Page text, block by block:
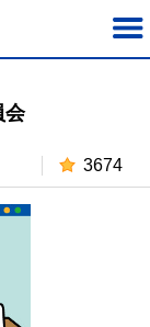
会
3674